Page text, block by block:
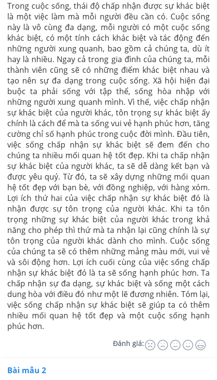
Trong cuộc sống, thái độ chấp nhận được sự khác biệt
là một việc làm mà mỗi người đều cần có. Cuộc sống
này là vô cùng đa dạng, mỗi người có một cuộc sống
khác biệt, có một tính cách khác biệt và tác động đến
những người xung quanh, bao gồm cả chúng ta, dù ít
hay là nhiều. Ngay cả trong gia đình của chúng ta, mỗi
thành viên cũng sẽ có những điểm khác biệt nhau và
tạo nên sự đa dạng trong cuộc sống. Xã hội hiện đại
buộc ta phải sống với tập thể, sống hòa nhập với
những người xung quanh mình. Vì thế, việc chấp nhận
sự khác biệt của người khác, tôn trọng sự khác biệt ấy
chính là cách để mà ta sống vui vẻ hạnh phúc hơn, tăng
cường chỉ số hạnh phúc trong cuộc đời mình. Đầu tiên,
việc sống chấp nhận sự khác biệt sẽ đem đến cho
chúng ta nhiều mối quan hệ tốt đẹp. Khi ta chấp nhận
sự khác biệt của người khác, ta sẽ dễ dàng kết bạn và
được yêu quý. Từ đó, ta sẽ xây dựng những mối quan
hệ tốt đẹp với bạn bè, với đồng nghiệp, với hàng xóm.
Lợi ích thứ hai của việc chấp nhận sự khác biệt đó là
nhận được sự tôn trọng của người khác. Khi ta tôn
trọng những sự khác biệt của người khác trong khả
năng cho phép thì thứ mà ta nhận lại cũng chính là sự
tôn trọng của người khác dành cho mình. Cuộc sống
của chúng ta sẽ có thêm những mảng màu mới, vui vẻ
và sôi động hơn. Lợi ích cuối cùng của việc sống chấp
nhận sự khác biệt đó là ta sẽ sống hạnh phúc hơn. Ta
chấp nhận sự đa dạng, sự khác biệt và sống một cách
dung hòa với điều đó như một lẽ đương nhiên. Tóm lại,
việc sống chấp nhận sự khác biệt sẽ giúp ta có thêm
nhiều mối quan hệ tốt đẹp và một cuộc sống hạnh
phúc hơn.
Đánh giá:
Bài mẫu 2